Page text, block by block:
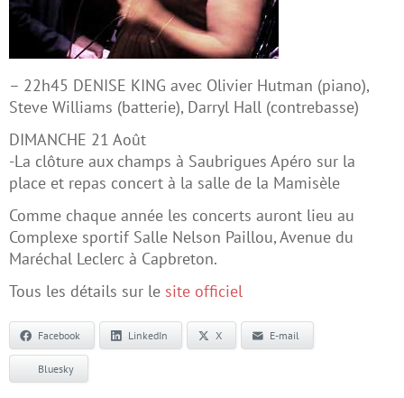
– 22h45 DENISE KING avec Olivier Hutman (piano),
Steve Williams (batterie), Darryl Hall (contrebasse)
DIMANCHE 21 Août
-La clôture aux champs à Saubrigues Apéro sur la
place et repas concert à la salle de la Mamisèle
Comme chaque année les concerts auront lieu au
Complexe sportif Salle Nelson Paillou, Avenue du
Maréchal Leclerc à Capbreton.
Tous les détails sur le site officiel
Facebook LinkedIn X E-mail
Bluesky